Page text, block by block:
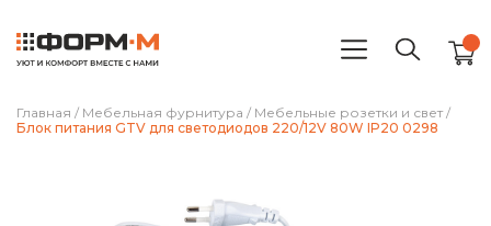
Главная / Мебельная фурнитура / Мебельные розетки и свет /
Блок питания GTV для светодиодов 220/12V 80W IP20 0298